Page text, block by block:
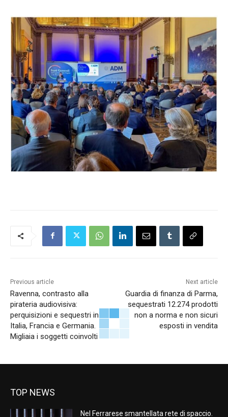
Previous article
Ravenna, contrasto alla
pirateria audiovisiva:
perquisizioni e sequestri in
Italia, Francia e Germania.
Migliaia i soggetti coinvolti
Next article
Guardia di finanza di Parma,
sequestrati 12.274 prodotti
non a norma e non sicuri
esposti in vendita
TOP NEWS
Nel Ferrarese smantellata rete di spaccio.